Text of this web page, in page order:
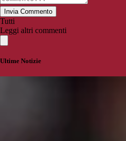
Invia Commento
Tutti
Leggi altri commenti
Ultime Notizie